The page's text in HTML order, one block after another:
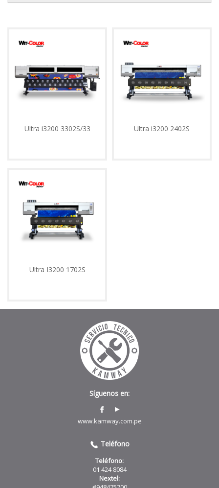
067
975
628
609
Ultra i3200 3302S/33 Ultra i3200 2402S
Ultra I3200 1702S
Síguenos en:
www.kamway.com.pe
Teléfono
Teléfono:
01 424 8084
Nextel: